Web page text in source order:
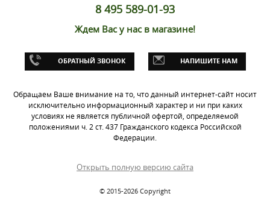
8 495 589-01-93
Ждем Вас у нас в магазине!
ОБРАТНЫЙ ЗВОНОК НАПИШИТЕ НАМ
Обращаем Ваше внимание на то, что данный интернет-сайт носит
исключительно информационный характер и ни при каких
условиях не является публичной офертой, определяемой
положениями ч. 2 ст. 437 Гражданского кодекса Российской
Федерации.
Открыть полную версию сайта
© 2015-2026 Copyright